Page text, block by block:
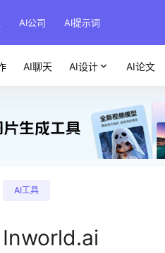
AI公司 AI提示词
AI聊天 AI设计 AI论文
AI工具
Inworld.ai